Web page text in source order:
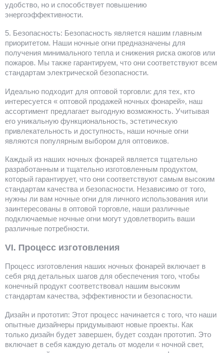
удобство, но и способствует повышению
энергоэффективности.
5. Безопасность: Безопасность является нашим главным
приоритетом. Наши ночные огни предназначены для
получения минимального тепла и снижения риска ожогов или
пожаров. Мы также гарантируем, что они соответствуют всем
стандартам электрической безопасности.
Идеально подходит для оптовой торговли: для тех, кто
интересуется « оптовой продажей ночных фонарей», наш
ассортимент предлагает выгодную возможность. Учитывая
его уникальную функциональность, эстетическую
привлекательность и доступность, наши ночные огни
являются популярным выбором для оптовиков.
Каждый из наших ночных фонарей является тщательно
разработанным и тщательно изготовленным продуктом,
который гарантирует, что они соответствуют самым высоким
стандартам качества и безопасности. Независимо от того,
нужны ли вам ночные огни для личного использования или
заинтересованы в оптовой торговле, наши различные
подключаемые ночные огни могут удовлетворить ваши
различные потребности.
VI. Процесс изготовления
Процесс изготовления наших ночных фонарей включает в
себя ряд детальных шагов для обеспечения того, чтобы
конечный продукт соответствовал нашим высоким
стандартам качества, эффективности и безопасности.
Дизайн и прототип: Этот процесс начинается с того, что наши
опытные дизайнеры придумывают новые проекты. Как
только дизайн будет завершен, будет создан прототип. Это
включает в себя каждую деталь от модели « ночной свет,